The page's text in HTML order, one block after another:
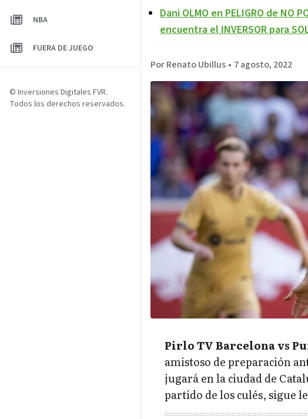
Dani OLMO en PELIGRO de NO
encuentra el INVERSOR para
Por Renato Ubillus • 7 agosto, 2022
Pirlo TV Barcelona vs
amistoso de preparación
jugará en la ciudad de
partido de los culés, sigue
NBA
FUERA DE JUEGO
© Inversiones Digitales FVR.
Todos los derechos reservados.